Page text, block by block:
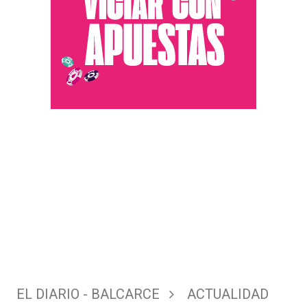
EL DIARIO - BALCARCE ACTUALIDAD